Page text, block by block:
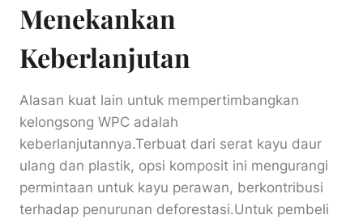
Menekankan
Keberlanjutan
Alasan kuat lain untuk mempertimbangkan
kelongsong WPC adalah
keberlanjutannya.Terbuat dari serat kayu daur
ulang dan plastik, opsi komposit ini mengurangi
permintaan untuk kayu perawan, berkontribusi
terhadap penurunan deforestasi.Untuk pembeli